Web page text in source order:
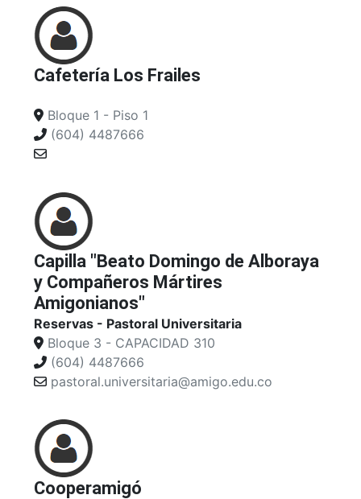
Cafetería Los Frailes
Bloque 1 - Piso 1
(604) 4487666
Capilla "Beato Domingo de Alboraya
y Compañeros Mártires
Amigonianos"
Reservas - Pastoral Universitaria
Bloque 3 - CAPACIDAD 310
(604) 4487666
pastoral.universitaria@amigo.edu.co
Cooperamigó